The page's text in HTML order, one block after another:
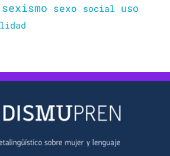
sexismo sexo social uso